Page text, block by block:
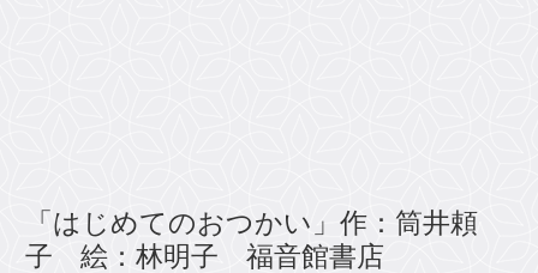
「はじめてのおつかい」作：筒井頼
子 絵：林明子 福音館書店